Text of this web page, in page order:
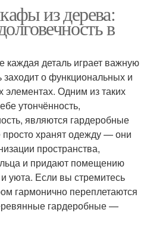
из дерева:
в
каждая деталь играет важную
заходит о функциональных и
элементах. Одним из таких
утончённость,
являются гардеробные
хранят одежду — они
пространства,
и придают помещению
уюта. Если вы стремитесь
гармонично переплетаются
гардеробные —